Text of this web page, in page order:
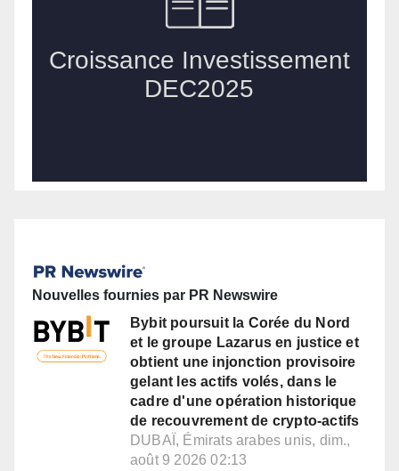
Nouvelles fournies par PR Newswire
Bybit poursuit la Corée du Nord
et le groupe Lazarus en justice et
obtient une injonction provisoire
gelant les actifs volés, dans le
cadre d'une opération historique
de recouvrement de crypto-actifs
DUBAÏ, Émirats arabes unis, dim.,
août 9 2026 02:13